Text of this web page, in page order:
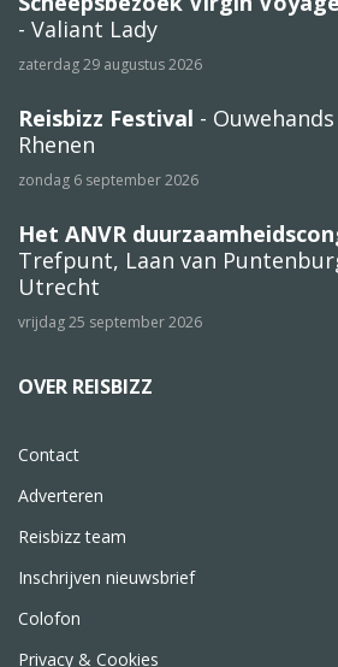
- Valiant Lady
zaterdag 29 augustus 2026
Reisbizz Festival -
Rhenen
zondag 6 september 2026
Het ANVR
Trefpunt, Laan van
Utrecht
vrijdag 25 september 2026
OVER REISBIZZ
Contact
Adverteren
Reisbizz team
Inschrijven nieuwsbrief
Colofon
Privacy & Cookies